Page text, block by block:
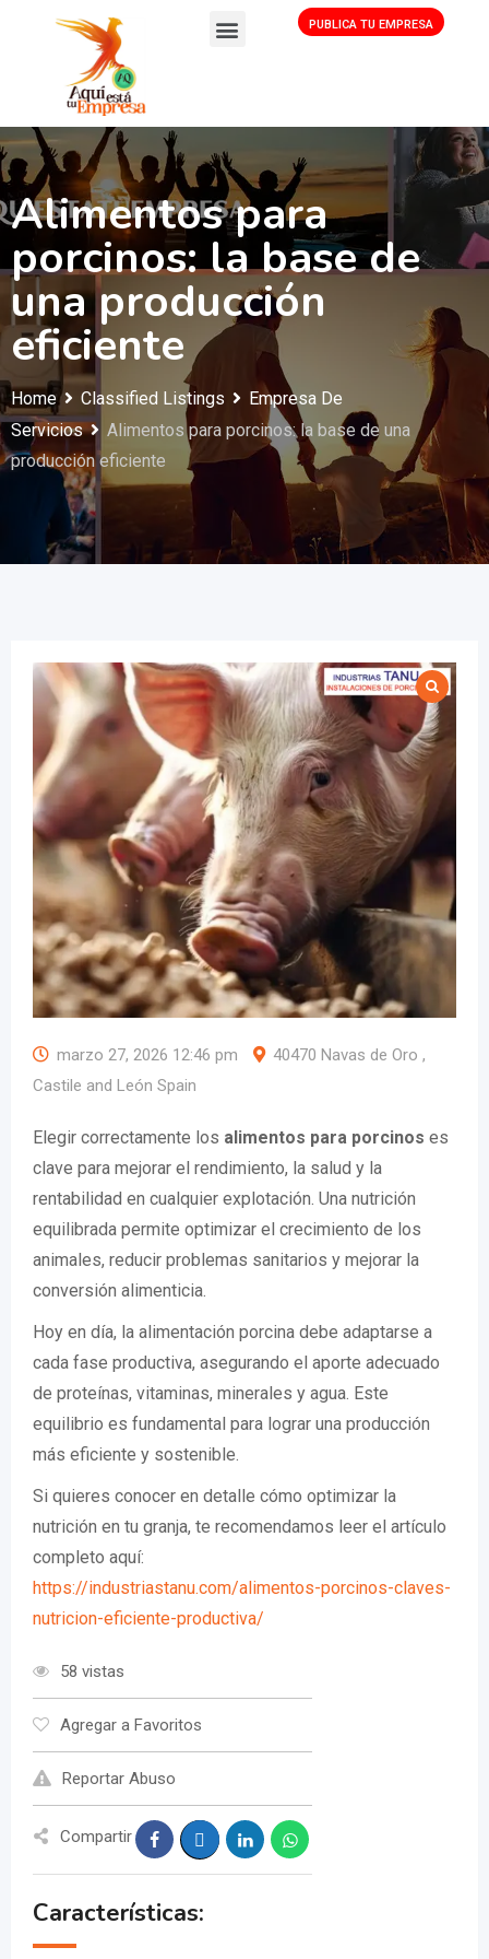
PUBLICA TU EMPRESA
Alimentos para
porcinos: la base de
una producción
eficiente
Home Classified Listings
Empresa De
Servicios
Alimentos para porcinos: la base de una
producción eficiente
marzo 27, 2026 12:46 pm
40470 Navas de Oro ,
Castile and León Spain
Elegir correctamente los alimentos para porcinos es
clave para mejorar el rendimiento, la salud y la
rentabilidad en cualquier explotación. Una nutrición
equilibrada permite optimizar el crecimiento de los
animales, reducir problemas sanitarios y mejorar la
conversión alimenticia.
Hoy en día, la alimentación porcina debe adaptarse a
cada fase productiva, asegurando el aporte adecuado
de proteínas, vitaminas, minerales y agua. Este
equilibrio es fundamental para lograr una producción
más eficiente y sostenible.
Si quieres conocer en detalle cómo optimizar la
nutrición en tu granja, te recomendamos leer el artículo
completo aquí:
https://industriastanu.com/alimentos-porcinos-claves-
nutricion-eficiente-productiva/
58 vistas
Agregar a Favoritos
Reportar Abuso
Compartir
Características: